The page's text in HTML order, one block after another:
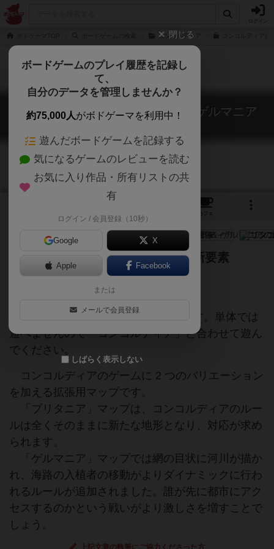
コンコルディア
コンコルディア：ブリタニア ＆ ゲルマニア
Concordia: Britannia / Germania
カフェ
名作コンコルディアの新マップ・新要素
※「コンコルディア」の拡張セットです。単体では
遊べませんので「コンコルディア」と合わせて遊ん
でください。
コンコルディアのゲームに 2 つのバリエーション
を加える拡張用マップです。
「ブリタニア」マップは、コンコルディアのルー
ルは全くそのままに新たな地形となり、対応が求め
られます。
「ゲルマニア」マップでは網の目状に河川が描か
れ、海路の入植者の移動がよりダイナミックに行わ
れるルールが追加されました。誰が先に都市にアク
セスするのかという戦いがより激しさを増すことで
しょう。
上記文章の執筆にご協力くださった方
閉じる
ボードゲームのプレイ履歴を記録し
て、
自分のデータを管理しませんか？
約75,000人がボドゲーマを利用中！
遊んだボードゲームを記録する
気になるゲームのレビューを読む
お気に入り作品・所有リストの共
有
ログイン / 会員登録（10秒）
Google X
Apple Facebook
または
メールで会員登録
しばらく表示しない